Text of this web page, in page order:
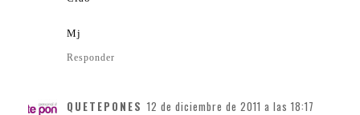
Mj
Responder
QUETEPONES 12 de diciembre de 2011 a las 18:17